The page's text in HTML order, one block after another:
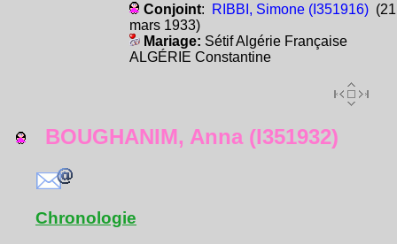
Conjoint: RIBBI, Simone (I351916)(21
mars 1933)
Mariage: Sétif Algérie Française
ALGÉRIE Constantine
BOUGHANIM, Anna (I351932)
Chronologie